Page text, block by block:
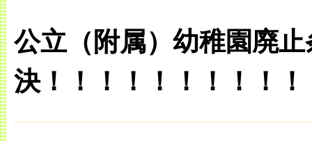
公立（附属）幼稚園廃
決！！！！！！！！！！